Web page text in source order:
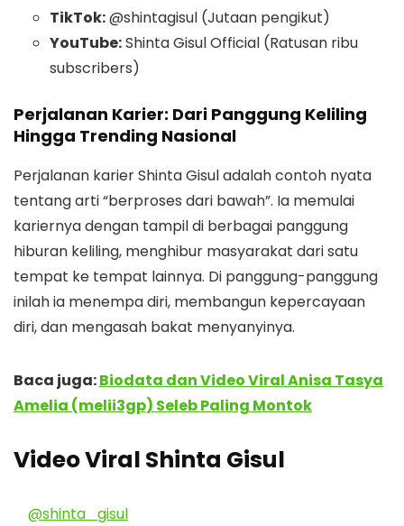
TikTok:@shintagisul (Jutaan pengikut)
YouTube:Shinta Gisul Official (Ratusan ribu
subscribers)
Perjalanan Karier: Dari Panggung Keliling
Hingga Trending Nasional
Perjalanan karier Shinta Gisul adalah contoh nyata
tentang arti “berproses dari bawah”. Ia memulai
kariernya dengan tampil di berbagai panggung
hiburan keliling, menghibur masyarakat dari satu
tempat ke tempat lainnya. Di panggung-panggung
inilah ia menempa diri, membangun kepercayaan
diri, dan mengasah bakat menyanyinya.
Baca juga:Biodata dan Video Viral Anisa Tasya
Amelia (melii3gp) Seleb Paling Montok
Video Viral Shinta Gisul
@shinta_gisul